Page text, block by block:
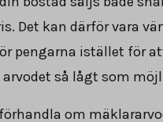
Det kan därför vara
pengarna istället för
så lågt som
om